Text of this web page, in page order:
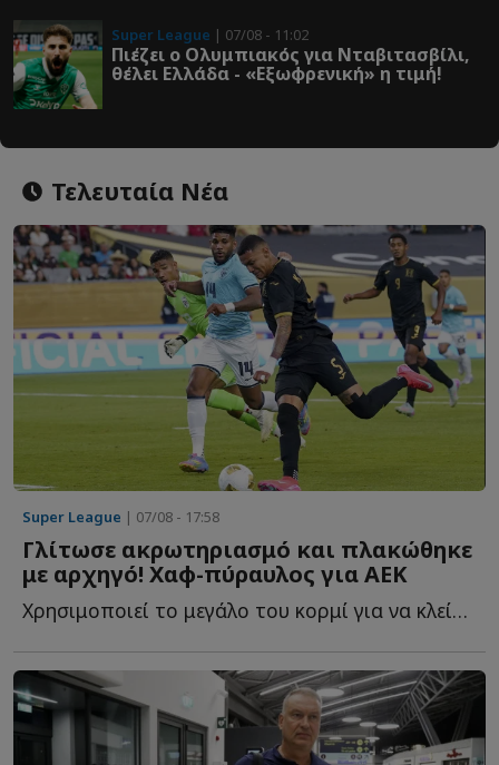
Super League | 07/08 - 11:02
Πιέζει ο Ολυμπιακός για Νταβιτασβίλι,
θέλει Ελλάδα - «Εξωφρενική» η τιμή!
Τελευταία Νέα
Super League | 07/08 - 17:58
Γλίτωσε ακρωτηριασμό και πλακώθηκε
με αρχηγό! Χαφ-πύραυλος για ΑΕΚ
Χρησιμοποιεί το μεγάλο του κορμί για να κλείσει χώρους, ν...